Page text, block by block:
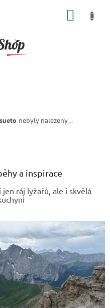
nebyly nalezeny...
a inspirace
ráj lyžařů, ale i skvělá